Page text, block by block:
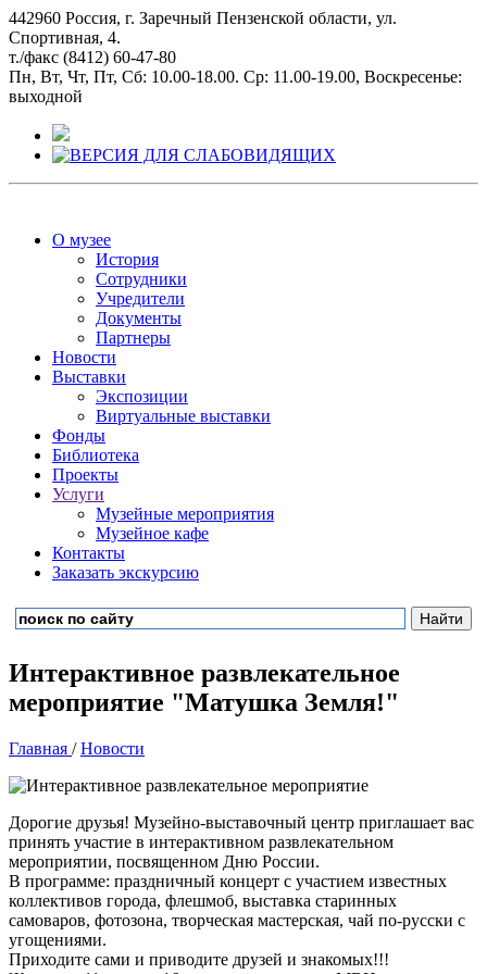
442960 Россия, г. Заречный Пензенской области, ул.
Спортивная, 4.
т./факс (8412) 60-47-80
Пн, Вт, Чт, Пт, Сб: 10.00-18.00. Ср: 11.00-19.00, Воскресенье:
выходной
О музее
История
Сотрудники
Учредители
Документы
Партнеры
Новости
Выставки
Экспозиции
Виртуальные выставки
Фонды
Библиотека
Проекты
Услуги
Музейные мероприятия
Музейное кафе
Контакты
Заказать экскурсию
Интерактивное развлекательное
мероприятие "Матушка Земля!"
Главная /Новости
Дорогие друзья! Музейно-выставочный центр приглашает вас
принять участие в интерактивном развлекательном
мероприятии, посвященном Дню России.
В программе: праздничный концерт с участием известных
коллективов города, флешмоб, выставка старинных
самоваров, фотозона, творческая мастерская, чай по-русски с
угощениями.
Приходите сами и приводите друзей и знакомых!!!